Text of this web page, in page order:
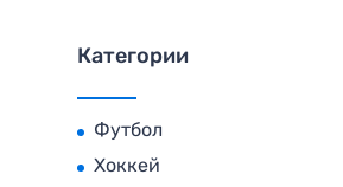
Категории
Футбол
Хоккей